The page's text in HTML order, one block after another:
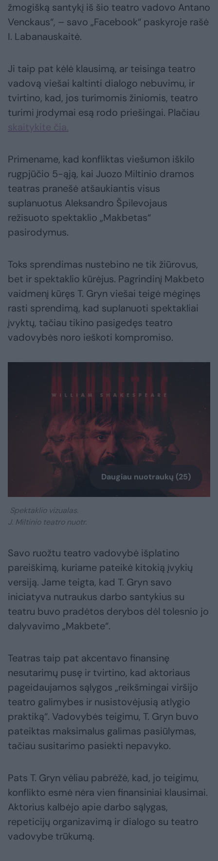
žmogišką santykį iš šio teatro vadovo Antano
Venckaus“, – savo „Facebook“ paskyroje rašė
I. Labanauskaitė.
Ji taip pat kėlė klausimą, ar teisinga teatro
vadovą viešai kaltinti dialogo nebuvimu, ir
tvirtino, kad, jos turimomis žiniomis, teatro
turimi įrodymai esą rodo priešingai. Plačiau
skaitykite čia.
Primename, kad konfliktas viešumon iškilo
rugpjūčio 5-ąją, kai Juozo Miltinio dramos
teatras pranešė atšaukiantis visus
suplanuotus Aleksandro Špilevojaus
režisuoto spektaklio „Makbetas“
pasirodymus.
Toks sprendimas nustebino ne tik žiūrovus,
bet ir spektaklio kūrėjus. Pagrindinį Makbeto
vaidmenį kūręs T. Gryn viešai teigė mėginęs
rasti sprendimą, kad suplanuoti spektakliai
įvyktų, tačiau tikino pasigedęs teatro
vadovybės noro ieškoti kompromiso.
Daugiau nuotraukų (25)
Spektaklio vizualas.
J. Miltinio teatro nuotr.
Savo ruožtu teatro vadovybė išplatino
pareiškimą, kuriame pateikė kitokią įvykių
versiją. Jame teigta, kad T. Gryn savo
iniciatyva nutraukus darbo santykius su
teatru buvo pradėtos derybos dėl tolesnio jo
dalyvavimo „Makbete“.
Teatras taip pat akcentavo finansinę
nesutarimų pusę ir tvirtino, kad aktoriaus
pageidaujamos sąlygos „reikšmingai viršijo
teatro galimybes ir nusistovėjusią atlygio
praktiką“. Vadovybės teigimu, T. Gryn buvo
pateiktas maksimalus galimas pasiūlymas,
tačiau susitarimo pasiekti nepavyko.
Pats T. Gryn vėliau pabrėžė, kad, jo teigimu,
konflikto esmė nėra vien finansiniai klausimai.
Aktorius kalbėjo apie darbo sąlygas,
repeticijų organizavimą ir dialogo su teatro
vadovybe trūkumą.